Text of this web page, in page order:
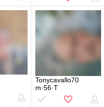
Tonycavallo70
m·56·T